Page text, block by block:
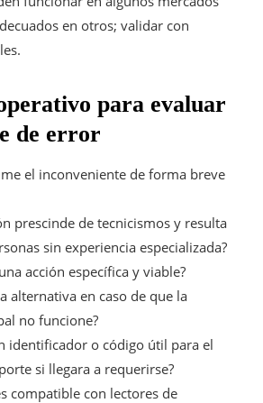
en otros; validar con
para evaluar
de error
el inconveniente de forma breve
prescinde de tecnicismos y resulta
sin experiencia especializada?
acción específica y viable?
alternativa en caso de que la
no funcione?
identificador o código útil para el
si llegara a requerirse?
compatible con lectores de